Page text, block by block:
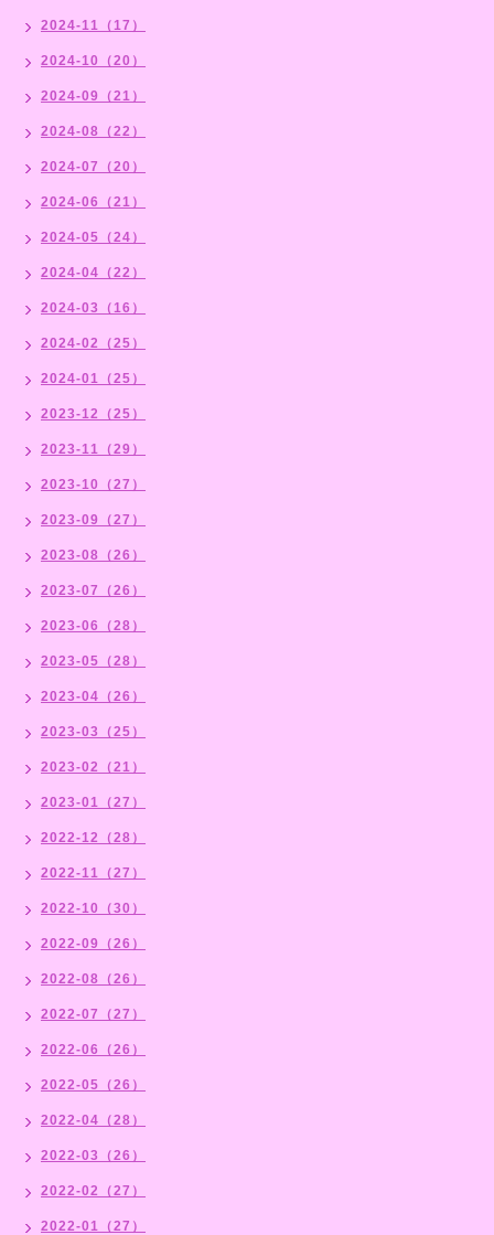
2024-11（17）
2024-10（20）
2024-09（21）
2024-08（22）
2024-07（20）
2024-06（21）
2024-05（24）
2024-04（22）
2024-03（16）
2024-02（25）
2024-01（25）
2023-12（25）
2023-11（29）
2023-10（27）
2023-09（27）
2023-08（26）
2023-07（26）
2023-06（28）
2023-05（28）
2023-04（26）
2023-03（25）
2023-02（21）
2023-01（27）
2022-12（28）
2022-11（27）
2022-10（30）
2022-09（26）
2022-08（26）
2022-07（27）
2022-06（26）
2022-05（26）
2022-04（28）
2022-03（26）
2022-02（27）
2022-01（27）